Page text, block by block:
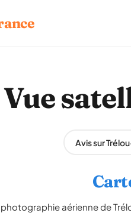
Vue
Avis sur
photographie aérienne de